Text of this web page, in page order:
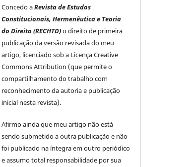
Concedo aRevista de Estudos
Constitucionais, Hermenêutica e Teoria
do Direito (RECHTD)o direito de primeira
publicação da versão revisada do meu
artigo, licenciado sob a Licença Creative
Commons Attribution (que permite o
compartilhamento do trabalho com
reconhecimento da autoria e publicação
inicial nesta revista).
Afirmo ainda que meu artigo não está
sendo submetido a outra publicação e não
foi publicado na íntegra em outro periódico
e assumo total responsabilidade por sua